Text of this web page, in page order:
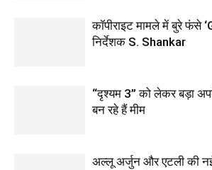
कॉपीराइट मामले में बुरे फंसे
निर्देशक S. Shankar
“दृश्यम 3” को लेकर बड़ा
बन रहे हैं मीम
अल्लू अर्जुन और एटली की नई